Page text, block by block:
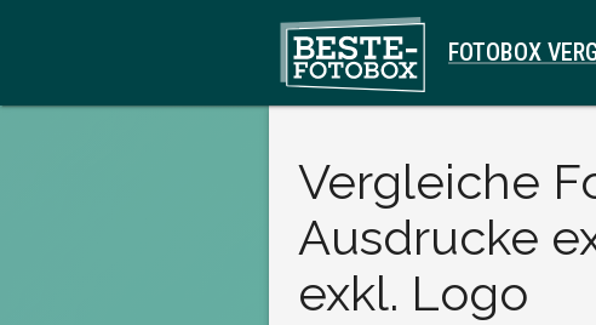
FOTOBOX
Vergleiche
Ausdrucke
exkl. Logo